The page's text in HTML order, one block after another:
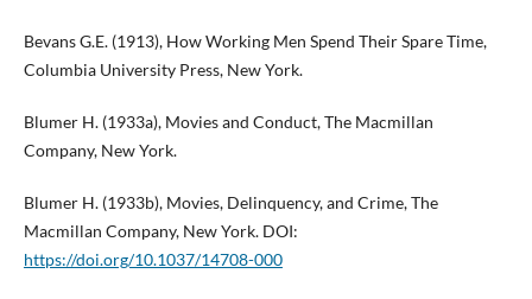
Bevans G.E. (1913), How Working Men Spend Their Spare Time,
Columbia University Press, New York.
Blumer H. (1933a), Movies and Conduct, The Macmillan
Company, New York.
Blumer H. (1933b), Movies, Delinquency, and Crime, The
Macmillan Company, New York. DOI:
https://doi.org/10.1037/14708-000